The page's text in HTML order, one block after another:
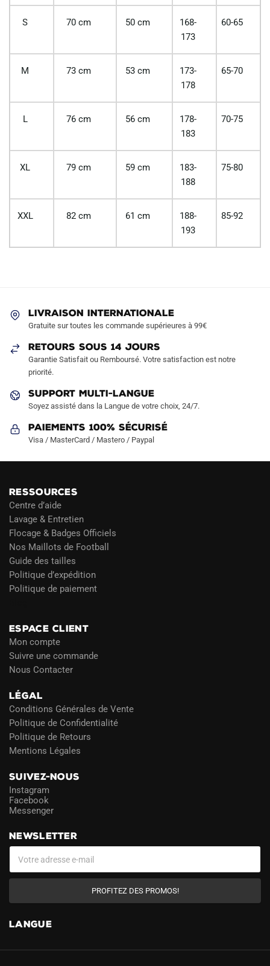
S 70 cm 50 cm
168-
173
60-65
M 73 cm 53 cm
173-
178
65-70
L 76 cm 56 cm
178-
183
70-75
XL 79 cm 59 cm
183-
188
75-80
XXL 82 cm 61 cm
188-
193
85-92
LIVRAISON INTERNATIONALE
Gratuite sur toutes les commande supérieures à 99€
RETOURS SOUS 14 JOURS
Garantie Satisfait ou Remboursé. Votre satisfaction est notre
priorité.
SUPPORT MULTI-LANGUE
Soyez assisté dans la Langue de votre choix, 24/7.
Paiements 100% Sécurisé
Visa / MasterCard / Mastero / Paypal
RESSOURCES
Centre d’aide
Lavage & Entretien
Flocage & Badges Officiels
Nos Maillots de Football
Guide des tailles
Politique d’expédition
Politique de paiement
ESPACE CLIENT
Mon compte
Suivre une commande
Nous Contacter
LÉGAL
Conditions Générales de Vente
Politique de Confidentialité
Politique de Retours
Mentions Légales
SUIVEZ-NOUS
Instagram
Facebook
Messenger
NEWSLETTER
PROFITEZ DES PROMOS!
LANGUE